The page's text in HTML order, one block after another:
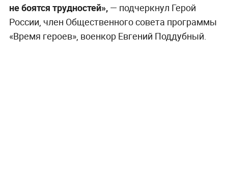
не боятся трудностей»,— подчеркнул Герой
России, член Общественного совета программы
«Время героев», военкор Евгений Поддубный.